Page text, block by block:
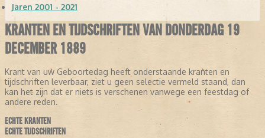
Jaren 2001 - 2021
KRANTEN EN TIJDSCHRIFTEN VAN DONDERDAG 19
DECEMBER 1889
Krant van uw Geboortedag heeft onderstaande kranten en
tijdschriften leverbaar, ziet u geen selectie vermeld staand, dan
kan het zijn dat er niets is verschenen vanwege een feestdag of
andere reden.
ECHTE KRANTEN
ECHTE TIJDSCHRIFTEN